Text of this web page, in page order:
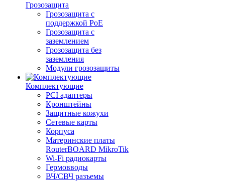
Грозозащита
Грозозащита с
поддержкой PoE
Грозозащита с
заземлением
Грозозащита без
заземления
Модули грозозащиты
Комплектующие
PCI адаптеры
Кронштейны
Защитные кожухи
Сетевые карты
Корпуса
Материнские платы
RouterBOARD MikroTik
Wi-Fi радиокарты
Гермовводы
ВЧ/СВЧ разъемы